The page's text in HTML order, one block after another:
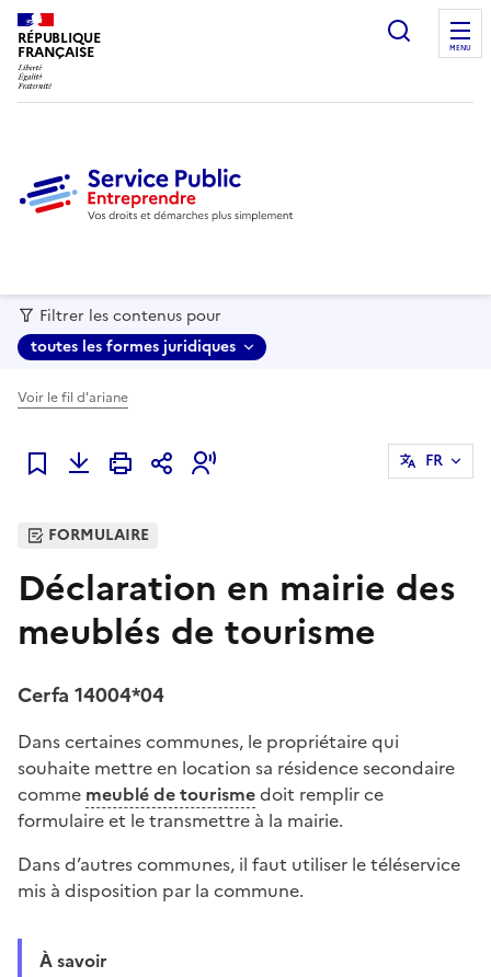
RÉPUBLIQUE
FRANÇAISE MENU
Filtrer les contenus pour
toutes les formes juridiques
Voir le fil d'ariane
Ajouter à mes favoris
FR
FORMULAIRE
Déclaration en mairie des
meublés de tourisme
Cerfa 14004*04
Dans certaines communes, le propriétaire qui
souhaite mettre en location sa résidence secondaire
comme meublé de tourismedoit remplir ce
formulaire et le transmettre à la mairie.
Dans d’autres communes, il faut utiliser le téléservice
mis à disposition par la commune.
À savoir